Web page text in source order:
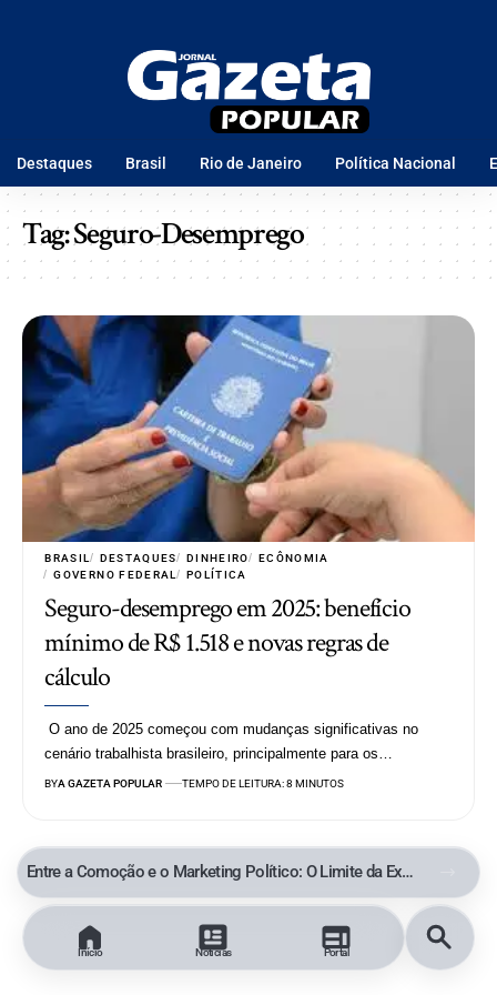
Entre a Comoção e o Marketing Político: O Limite da Exploração de uma Tragédia
Início Notícias Portal
Destaques Brasil Rio de Janeiro Política Nacional
Tag:Seguro-Desemprego
BRASIL DESTAQUES DINHEIRO
ECÔNOMIA
GOVERNO FEDERAL
POLÍTICA
Seguro-desemprego em 2025: benefício
mínimo de R$ 1.518 e novas regras de
cálculo
O ano de 2025 começou com mudanças significativas no
cenário trabalhista brasileiro, principalmente para os…
BYA GAZETA POPULAR TEMPO DE LEITURA: 8 MINUTOS